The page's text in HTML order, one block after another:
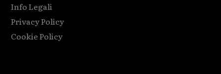
Info Legali
Privacy Policy
Cookie Policy